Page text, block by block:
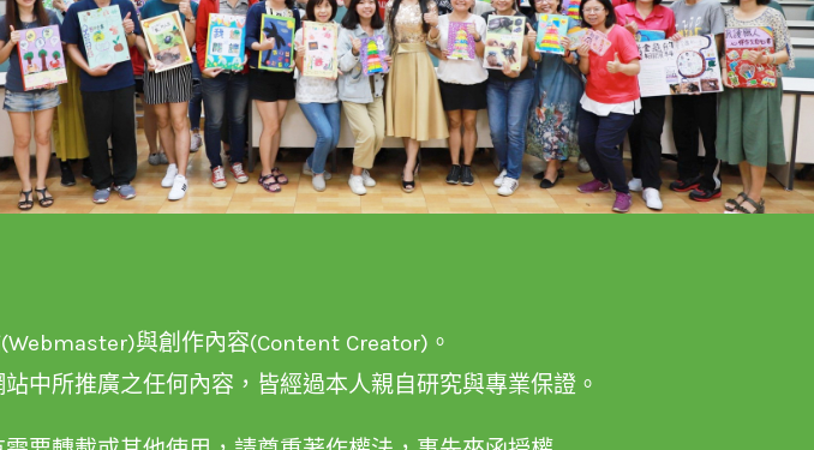
與創作內容(Content Creator)。
中所推廣之任何內容，皆經過本人親自研究與專業保證。